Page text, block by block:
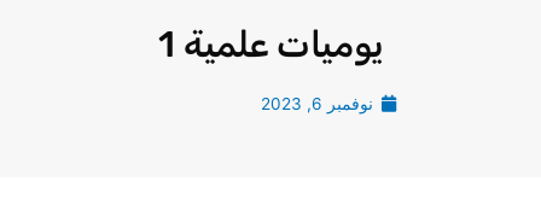
يوميات علمية 1
نوفمبر 6, 2023